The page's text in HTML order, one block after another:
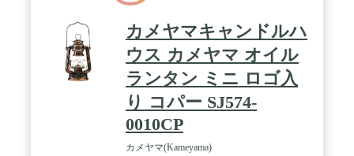
すい、落ち着いた雰囲気を演出してくれます。 /
【1泊のキャンプに最適】🦊タンクの容量は、200ml
となります。本製品は連続使用時間が最大で20時間
程度となりますので、1泊のキャンプであれば途中
で燃料を補給しなくても十分足りる容量となりま
す。 / 【キャンプ初心者にも扱いやすい】🦊本製品
はオイルに浸した芯の先端に着火させるだけのシン
プルな仕組みのランタンです。ポンピング不要とな
りますので、初心者の方でも簡単に扱えます。 /
【火をつける動作も楽しい】🦊上蓋を開け、芯に火
をつける。芯に火をつけた瞬間に暖かく、優しい光
カメヤマキャンドルハ
ウス カメヤマ オイル
ランタン ミニ ロゴ入
り コパー SJ574-
0010CP
カメヤマ(Kameyama)